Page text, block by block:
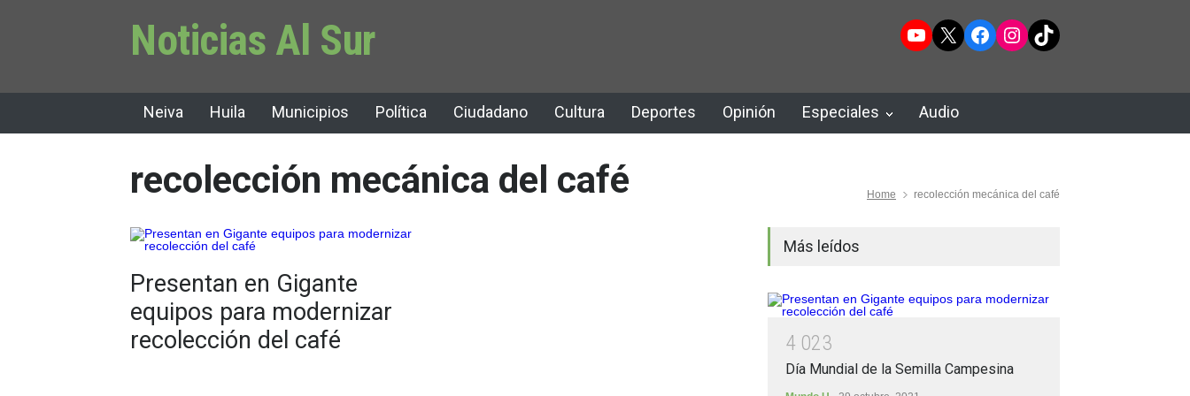
Noticias Al Sur YouTube
X Facebook
Instagram
TikTok
Neiva Huila Municipios Política Ciudadano Cultura Deportes Opinión Especiales Audio
recolección mecánica del café Home recolección mecánica del café
Presentan en Gigante
equipos para modernizar
recolección del café
Más leídos
4 023
Día Mundial de la Semilla Campesina